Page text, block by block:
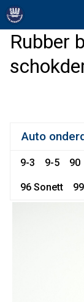
Rubber
Auto
9-3 9-5 90
96 Sonett 99